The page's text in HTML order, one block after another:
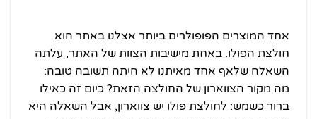
אחד המוצרים הפופולרים ביותר אצלנו באתר הוא
חולצת הפולו. באחת מישיבות הצוות של האתר, עלתה
השאלה שלאף אחד מאיתנו לא היתה תשובה טובה:
מה מקור הצווארון של החולצה הזאת? כיום זה כאילו
ברור כשמש: לחולצת פולו יש צווארון, אבל השאלה היא